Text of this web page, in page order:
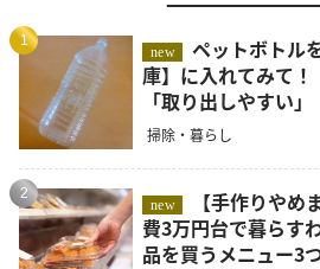
1
new
ペットボトルを半分に切って【冷蔵
庫】に入れてみて！
「取り出しやすい」
掃除・暮らし
2
new
費3万円台で暮らす
品を買うメニュー3つ